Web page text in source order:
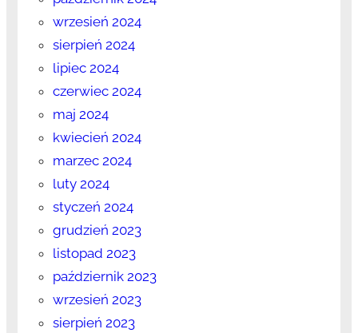
wrzesień 2024
sierpień 2024
lipiec 2024
czerwiec 2024
maj 2024
kwiecień 2024
marzec 2024
luty 2024
styczeń 2024
grudzień 2023
listopad 2023
październik 2023
wrzesień 2023
sierpień 2023